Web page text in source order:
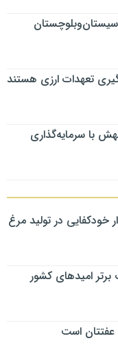
تعهدات ارزی هستند
با سرمایه‌گذاری
در تولید مرغ
برتر امیدهای کشور
عفتتان است